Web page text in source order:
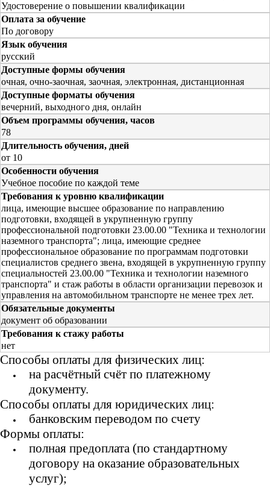
Удостоверение о повышении квалификации
Оплата за обучение
По договору
Язык обучения
русский
Доступные формы обучения
очная, очно-заочная, заочная, электронная, дистанционная
Доступные форматы обучения
вечерний, выходного дня, онлайн
Объем программы обучения, часов
78
Длительность обучения, дней
от 10
Особенности обучения
Учебное пособие по каждой теме
Требования к уровню квалификации
лица, имеющие высшее образование по направлению
подготовки, входящей в укрупненную группу
профессиональной подготовки 23.00.00 "Техника и технологии
наземного транспорта"; лица, имеющие среднее
профессиональное образование по программам подготовки
специалистов среднего звена, входящей в укрупненную группу
специальностей 23.00.00 "Техника и технологии наземного
транспорта" и стаж работы в области организации перевозок и
управления на автомобильном транспорте не менее трех лет.
Обязательные документы
документ об образовании
Требования к стажу работы
нет
Способы оплаты для физических лиц:
на расчётный счёт по платежному
документу.
Способы оплаты для юридических лиц:
банковским переводом по счету
Формы оплаты:
полная предоплата (по стандартному
договору на оказание образовательных
услуг);